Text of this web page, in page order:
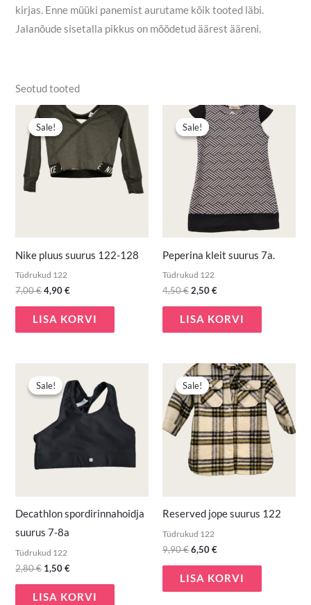
kirjas. Enne müüki panemist aurutame kõik tooted läbi.
Jalanõude sisetalla pikkus on mõõdetud äärest ääreni.
Seotud tooted
Sale!
Sale!
Nike pluus suurus 122-128
Tüdrukud 122
7,00€
Algne
hind
oli:
7,00 €.
4,90€
Praegune
hind
on:
LISA KORVI
Sale!
Sale!
Peperina kleit suurus 7a.
Tüdrukud 122
4,50€
Algne
hind
oli:
4,50 €.
2,50€
Praegune
hind
on:
2,50 €.
LISA KORVI
Sale!
Sale!
Decathlon spordirinnahoidja
suurus 7-8a
Tüdrukud 122
2,80€
hind
oli:
2,80 €.
1,50€
hind
on:
1,50 €.
LISA KORVI
Sale!
Sale!
Reserved jope suurus 122
Tüdrukud 122
9,90€
Algne
hind
oli:
9,90 €.
6,50€
Praegune
hind
on:
6,50 €.
LISA KORVI